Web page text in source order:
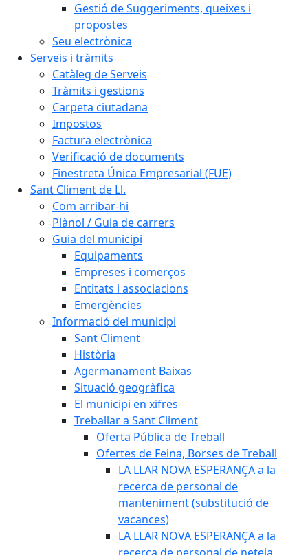
Gestió de Suggeriments, queixes i
propostes
Seu electrònica
Serveis i tràmits
Catàleg de Serveis
Tràmits i gestions
Carpeta ciutadana
Impostos
Factura electrònica
Verificació de documents
Finestreta Única Empresarial (FUE)
Sant Climent de Ll.
Com arribar-hi
Plànol / Guia de carrers
Guia del municipi
Equipaments
Empreses i comerços
Entitats i associacions
Emergències
Informació del municipi
Sant Climent
Història
Agermanament Baixas
Situació geogràfica
El municipi en xifres
Treballar a Sant Climent
Oferta Pública de Treball
Ofertes de Feina, Borses de Treball
LA LLAR NOVA ESPERANÇA a la
recerca de personal de
manteniment (substitució de
vacances)
LA LLAR NOVA ESPERANÇA a la